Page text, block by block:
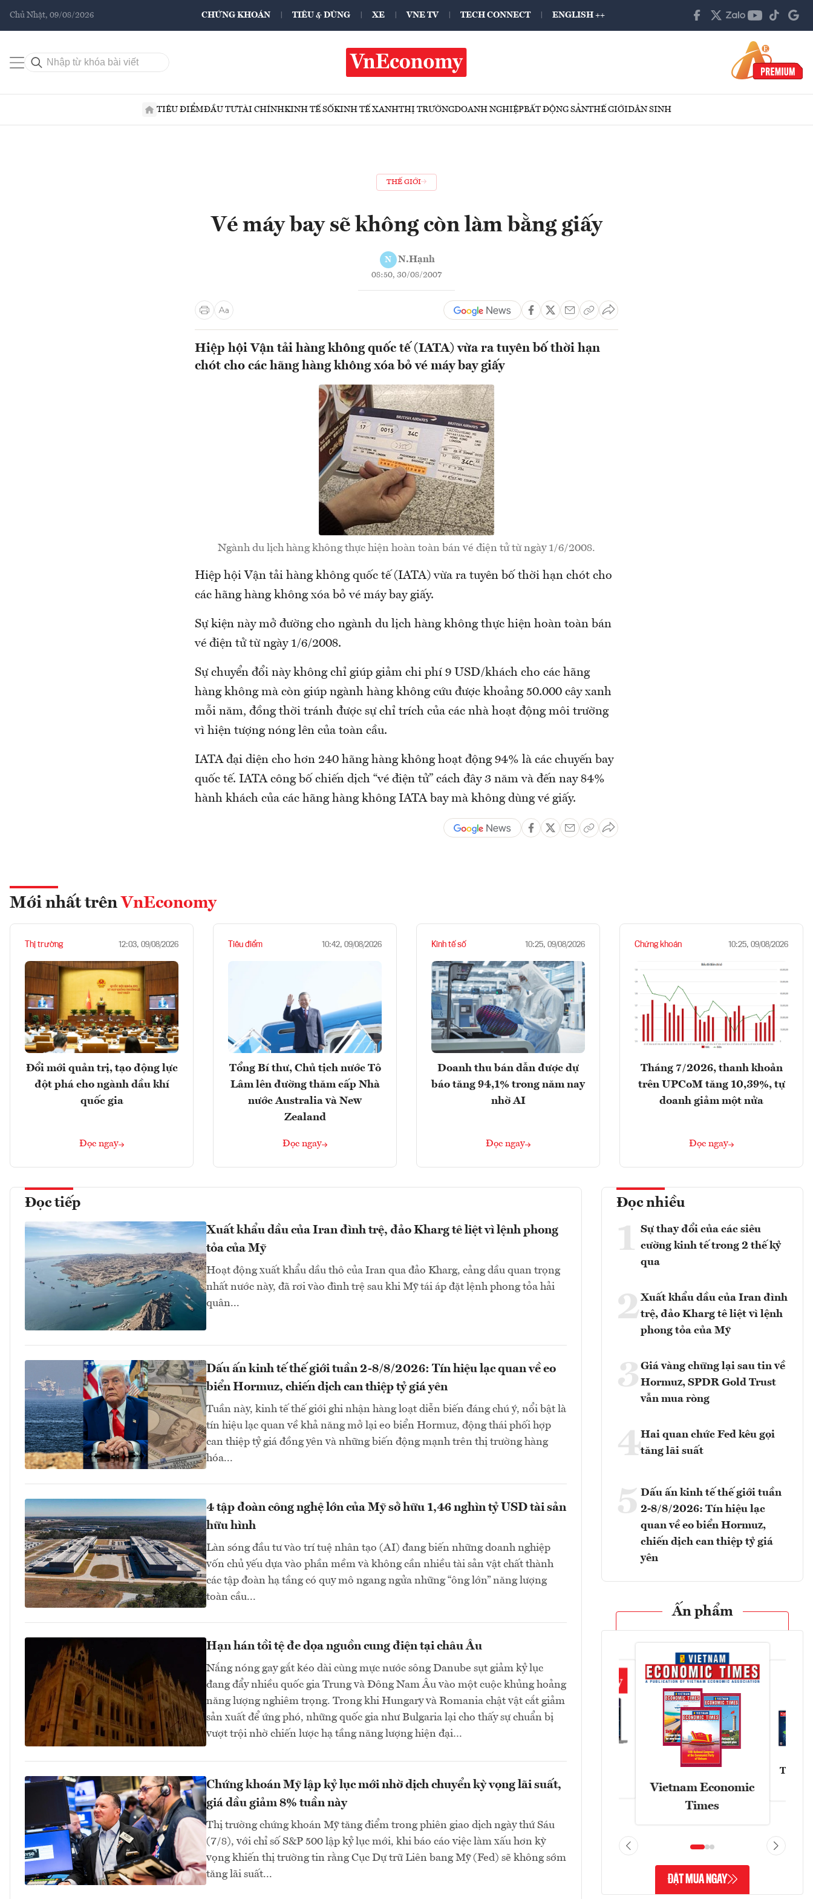
Chủ Nhật, 09/08/2026 CHỨNG KHOÁN TIÊU & DÙNG XE VNE TV TECH CONNECT ENGLISH ++
TIÊU ĐIỂMĐẦU TƯTÀI CHÍNHKINH TẾ SỐKINH TẾ XANHTHỊ TRƯỜNGDOANH NGHIỆPBẤT ĐỘNG SẢNTHẾ GIỚIDÂN SINH
THẾ GIỚI
Vé máy bay sẽ không còn làm bằng giấy
N N.Hạnh
08:50, 30/08/2007
Hiệp hội Vận tải hàng không quốc tế (IATA) vừa ra tuyên bố thời hạn
chót cho các hãng hàng không xóa bỏ vé máy bay giấy
Ngành du lịch hàng không thực hiện hoàn toàn bán vé điện tử từ ngày 1/6/2008.
Hiệp hội Vận tải hàng không quốc tế (IATA) vừa ra tuyên bố thời hạn chót cho
các hãng hàng không xóa bỏ vé máy bay giấy.
Sự kiện này mở đường cho ngành du lịch hàng không thực hiện hoàn toàn bán
vé điện tử từ ngày 1/6/2008.
Sự chuyển đổi này không chỉ giúp giảm chi phí 9 USD/khách cho các hãng
hàng không mà còn giúp ngành hàng không cứu được khoảng 50.000 cây xanh
mỗi năm, đồng thời tránh được sự chỉ trích của các nhà hoạt động môi trường
vì hiện tượng nóng lên của toàn cầu.
IATA đại diện cho hơn 240 hãng hàng không hoạt động 94% là các chuyến bay
quốc tế. IATA công bố chiến dịch “vé điện tử” cách đây 3 năm và đến nay 84%
hành khách của các hãng hàng không IATA bay mà không dùng vé giấy.
Mới nhất trên VnEconomy
Thị trường 12:03, 09/08/2026
Đổi mới quản trị, tạo động lực
đột phá cho ngành dầu khí
quốc gia
Đọc ngay
Tiêu điểm 10:42, 09/08/2026
Tổng Bí thư, Chủ tịch nước Tô
Lâm lên đường thăm cấp Nhà
nước Australia và New
Zealand
Đọc ngay
Kinh tế số 10:25, 09/08/2026
Doanh thu bán dẫn được dự
báo tăng 94,1% trong năm nay
nhờ AI
Đọc ngay
Chứng khoán 10:25, 09/08/2026
Tháng 7/2026, thanh khoản
trên UPCoM tăng 10,39%, tự
doanh giảm một nửa
Đọc ngay
Đọc tiếp
Xuất khẩu dầu của Iran đình trệ, đảo Kharg tê liệt vì lệnh phong
tỏa của Mỹ
Hoạt động xuất khẩu dầu thô của Iran qua đảo Kharg, cảng dầu quan trọng
nhất nước này, đã rơi vào đình trệ sau khi Mỹ tái áp đặt lệnh phong tỏa hải
quân...
Dấu ấn kinh tế thế giới tuần 2-8/8/2026: Tín hiệu lạc quan về eo
biển Hormuz, chiến dịch can thiệp tỷ giá yên
Tuần này, kinh tế thế giới ghi nhận hàng loạt diễn biến đáng chú ý, nổi bật là
tín hiệu lạc quan về khả năng mở lại eo biển Hormuz, động thái phối hợp
can thiệp tỷ giá đồng yên và những biến động mạnh trên thị trường hàng
hóa...
4 tập đoàn công nghệ lớn của Mỹ sở hữu 1,46 nghìn tỷ USD tài sản
hữu hình
Làn sóng đầu tư vào trí tuệ nhân tạo (AI) đang biến những doanh nghiệp
vốn chủ yếu dựa vào phần mềm và không cần nhiều tài sản vật chất thành
các tập đoàn hạ tầng có quy mô ngang ngửa những “ông lớn” năng lượng
toàn cầu...
Hạn hán tồi tệ đe dọa nguồn cung điện tại châu Âu
Nắng nóng gay gắt kéo dài cùng mực nước sông Danube sụt giảm kỷ lục
đang đẩy nhiều quốc gia Trung và Đông Nam Âu vào một cuộc khủng hoảng
năng lượng nghiêm trọng. Trong khi Hungary và Romania chật vật cắt giảm
sản xuất để ứng phó, những quốc gia như Bulgaria lại cho thấy sự chuẩn bị
vượt trội nhờ chiến lược hạ tầng năng lượng hiện đại…
Chứng khoán Mỹ lập kỷ lục mới nhờ dịch chuyển kỳ vọng lãi suất,
giá dầu giảm 8% tuần này
Thị trường chứng khoán Mỹ tăng điểm trong phiên giao dịch ngày thứ Sáu
(7/8), với chỉ số S&P 500 lập kỷ lục mới, khi báo cáo việc làm xấu hơn kỳ
vọng khiến thị trường tin rằng Cục Dự trữ Liên bang Mỹ (Fed) sẽ không sớm
tăng lãi suất...
Đọc nhiều
1 Sự thay đổi của các siêu
cường kinh tế trong 2 thế kỷ
qua
2Xuất khẩu dầu của Iran đình
trệ, đảo Kharg tê liệt vì lệnh
phong tỏa của Mỹ
3 Giá vàng chững lại sau tin về
Hormuz, SPDR Gold Trust
vẫn mua ròng
4Hai quan chức Fed kêu gọi
tăng lãi suất
5 Dấu ấn kinh tế thế giới tuần
2-8/8/2026: Tín hiệu lạc
quan về eo biển Hormuz,
chiến dịch can thiệp tỷ giá
yên
Ấn phẩm
Vietnam Economic
Times
Tạp
ĐẶT MUA NGAY